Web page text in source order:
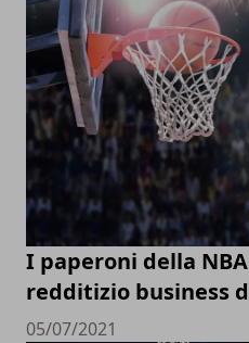
I paperoni della
redditizio business
05/07/2021